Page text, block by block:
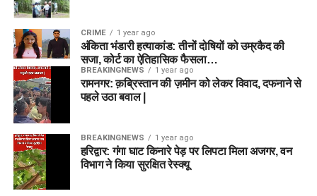
CRIME 1 year ago
अंकिता भंडारी हत्याकांड: तीनों दोषियों को उम्रकैद की
सजा, कोर्ट का ऐतिहासिक फैसला…
BREAKINGNEWS 1 year ago
रामनगर: क़ब्रिस्तान की ज़मीन को लेकर विवाद, दफनाने से
पहले उठा बवाल |
BREAKINGNEWS 1 year ago
हरिद्वार: गंगा घाट किनारे पेड़ पर लिपटा मिला अजगर, वन
विभाग ने किया सुरक्षित रेस्क्यू